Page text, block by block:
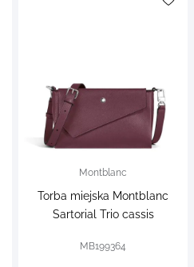
Montblanc
Torba miejska Montblanc
Sartorial Trio cassis
MB199364